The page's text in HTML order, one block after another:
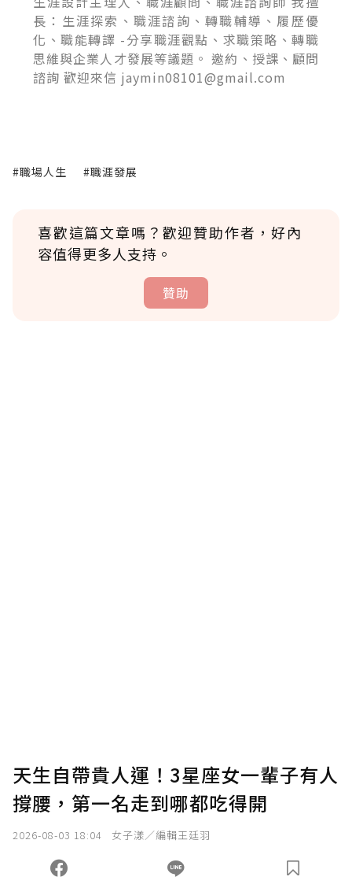
長：生涯探索、職涯諮詢、轉職輔導、履歷優
化、職能轉譯 -分享職涯觀點、求職策略、轉職
思維與企業人才發展等議題。 邀約、授課、顧問
諮詢 歡迎來信 jaymin08101@gmail.com
#職場人生 #職涯發展
喜歡這篇文章嗎？歡迎贊助作者，好內
容值得更多人支持。
贊助
天生自帶貴人運！3星座女一輩子有人
撐腰，第一名走到哪都吃得開
2026-08-03 18:04 女子漾／編輯王廷羽